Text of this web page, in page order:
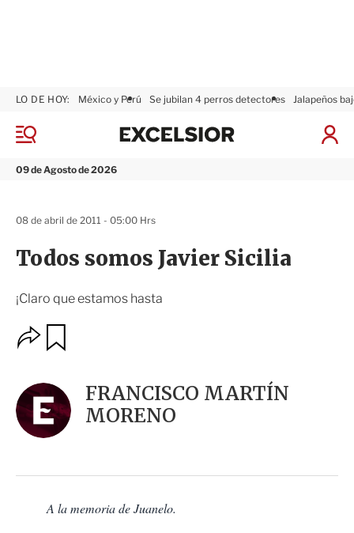
M
n
09 de Agosto de 2026
LO DE HOY: México y Perú Se jubilan 4 perros detectores Jalapeños
I
x
Todos somos Javier Sicilia
¡Claro que estamos hasta
08 de abril de 2011 - 05:00 Hrs
O
p
n
e
s
c
m
a
r
FRANCISCO MARTÍN
MORENO
A la memoria de Juanelo.